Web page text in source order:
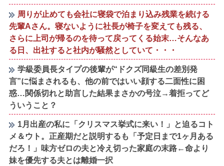
周りが止めても会社に寝袋で泊まり込み残業を続ける
先輩Aさん。寝ないように社長が椅子を変えても残る、
さらに上司が帰るのを待って戻ってくる始末…そんなあ
る日、出社すると社内が騒然としていて・・・
学級委員長タイプの後輩が“ドクズ同級生の差別発
言”に悩まされるも、他の前ではいい顔する二面性に困
惑…関係切れと助言した結果まさかの号泣→着拒ってど
ういうこと？
1月出産の私に「クリスマス挙式に来い！」と迫るコト
メ＆ウト。正産期だと説明するも「予定日まで1ヶ月ある
だろ！」味方ゼロの夫と冷え切った家庭の末路←命より
妹を優先する夫とは離婚一択